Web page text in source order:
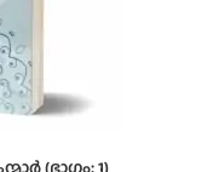
(ഭാഗം: 1)